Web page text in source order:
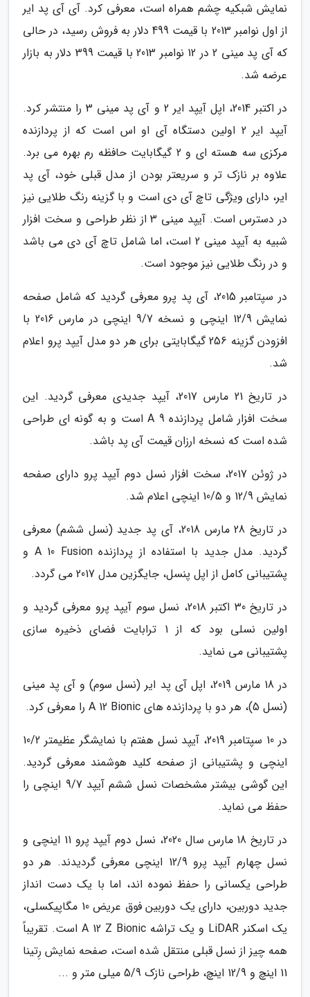
نمایش شبکیه چشم همراه است، معرفی کرد. آی آی پد ایر
از اول نوامبر 2013 با قیمت 499 دلار به فروش رسید، در حالی
که آی پد مینی 2 در 12 نوامبر 2013 با قیمت 399 دلار به بازار
عرضه شد.
در اکتبر 2014، اپل آیپد ایر 2 و آی پد مینی 3 را منتشر کرد.
آیپد ایر 2 اولین دستگاه آی او اس است که از پردازنده
مرکزی سه هسته ای و 2 گیگابایت حافظه رم بهره می برد.
علاوه بر نازک تر و سریعتر بودن از مدل قبلی خود، آی پد
ایر، دارای ویژگی تاچ آی دی است و با گزینه رنگ طلایی نیز
در دسترس است. آیپد مینی 3 از نظر طراحی و سخت افزار
شبیه به آیپد مینی 2 است، اما شامل تاچ آی دی می باشد
و در رنگ طلایی نیز موجود است.
در سپتامبر 2015، آی پد پرو معرفی گردید که شامل صفحه
نمایش 12/9 اینچی و نسخه 9/7 اینچی در مارس 2016 با
افزودن گزینه 256 گیگابایتی برای هر دو مدل آیپد پرو اعلام
شد.
در تاریخ 21 مارس 2017، آیپد جدیدی معرفی گردید. این
سخت افزار شامل پردازنده A 9 است و به گونه ای طراحی
شده است که نسخه ارزان قیمت آی پد باشد.
در ژوئن 2017، سخت افزار نسل دوم آیپد پرو دارای صفحه
نمایش 12/9 و 10/5 اینچی اعلام شد.
در تاریخ 28 مارس 2018، آی پد جدید (نسل ششم) معرفی
گردید. مدل جدید با استفاده از پردازنده A 10 Fusion و
پشتیبانی کامل از اپل پنسل، جایگزین مدل 2017 می گردد.
در تاریخ 30 اکتبر 2018، نسل سوم آیپد پرو معرفی گردید و
اولین نسلی بود که از 1 ترابایت فضای ذخیره سازی
پشتیبانی می نماید.
در 18 مارس 2019، اپل آی پد ایر (نسل سوم) و آی پد مینی
(نسل 5)، هر دو با پردازنده های A 12 Bionic را معرفی کرد.
در 10 سپتامبر 2019، آیپد نسل هفتم با نمایشگر عظیمتر 10/2
اینچی و پشتیبانی از صفحه کلید هوشمند معرفی گردید.
این گوشی بیشتر مشخصات نسل ششم آیپد 9/7 اینچی را
حفظ می نماید.
در تاریخ 18 مارس سال 2020، نسل دوم آیپد پرو 11 اینچی و
نسل چهارم آیپد پرو 12/9 اینچی معرفی گردیدند. هر دو
طراحی یکسانی را حفظ نموده اند، اما با یک دست انداز
جدید دوربین، دارای یک دوربین فوق عریض 10 مگاپیکسلی،
یک اسکنر LiDAR و یک تراشه A 12 Z Bionic است. تقریباً
همه چیز از نسل قبلی منتقل شده است، صفحه نمایش رِتینا
11 اینچ و 12/9 اینچ، طراحی نازک 5/9 میلی متر و ...